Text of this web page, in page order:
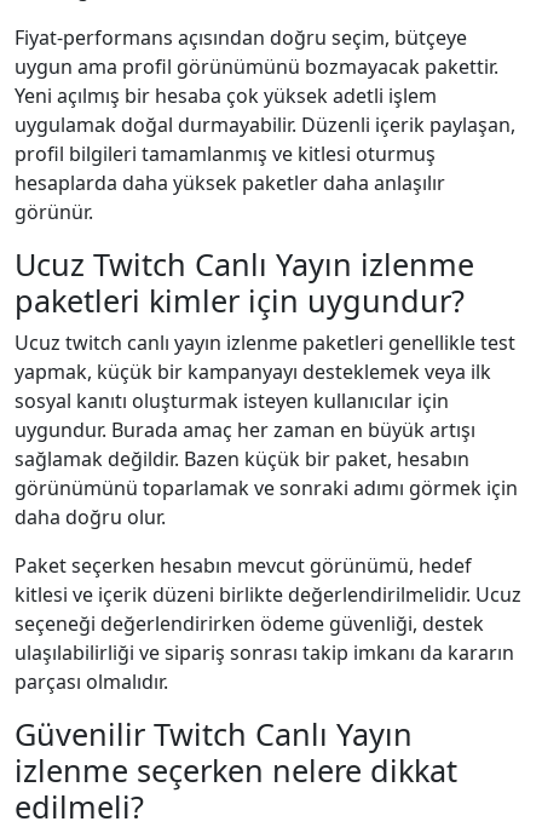
Fiyat-performans açısından doğru seçim, bütçeye
uygun ama profil görünümünü bozmayacak pakettir.
Yeni açılmış bir hesaba çok yüksek adetli işlem
uygulamak doğal durmayabilir. Düzenli içerik paylaşan,
profil bilgileri tamamlanmış ve kitlesi oturmuş
hesaplarda daha yüksek paketler daha anlaşılır
görünür.
Ucuz Twitch Canlı Yayın izlenme
paketleri kimler için uygundur?
Ucuz twitch canlı yayın izlenme paketleri genellikle test
yapmak, küçük bir kampanyayı desteklemek veya ilk
sosyal kanıtı oluşturmak isteyen kullanıcılar için
uygundur. Burada amaç her zaman en büyük artışı
sağlamak değildir. Bazen küçük bir paket, hesabın
görünümünü toparlamak ve sonraki adımı görmek için
daha doğru olur.
Paket seçerken hesabın mevcut görünümü, hedef
kitlesi ve içerik düzeni birlikte değerlendirilmelidir. Ucuz
seçeneği değerlendirirken ödeme güvenliği, destek
ulaşılabilirliği ve sipariş sonrası takip imkanı da kararın
parçası olmalıdır.
Güvenilir Twitch Canlı Yayın
izlenme seçerken nelere dikkat
edilmeli?